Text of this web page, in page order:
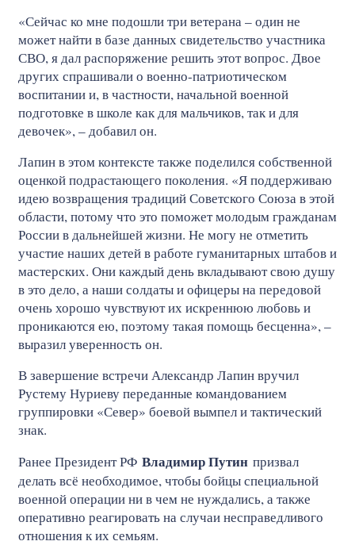
«Сейчас ко мне подошли три ветерана – один не
может найти в базе данных свидетельство участника
СВО, я дал распоряжение решить этот вопрос. Двое
других спрашивали о военно-патриотическом
воспитании и, в частности, начальной военной
подготовке в школе как для мальчиков, так и для
девочек», – добавил он.
Лапин в этом контексте также поделился собственной
оценкой подрастающего поколения. «Я поддерживаю
идею возвращения традиций Советского Союза в этой
области, потому что это поможет молодым гражданам
России в дальнейшей жизни. Не могу не отметить
участие наших детей в работе гуманитарных штабов и
мастерских. Они каждый день вкладывают свою душу
в это дело, а наши солдаты и офицеры на передовой
очень хорошо чувствуют их искреннюю любовь и
проникаются ею, поэтому такая помощь бесценна», –
выразил уверенность он.
В завершение встречи Александр Лапин вручил
Рустему Нуриеву переданные командованием
группировки «Север» боевой вымпел и тактический
знак.
Ранее Президент РФ Владимир Путин призвал
делать всё необходимое, чтобы бойцы специальной
военной операции ни в чем не нуждались, а также
оперативно реагировать на случаи несправедливого
отношения к их семьям.